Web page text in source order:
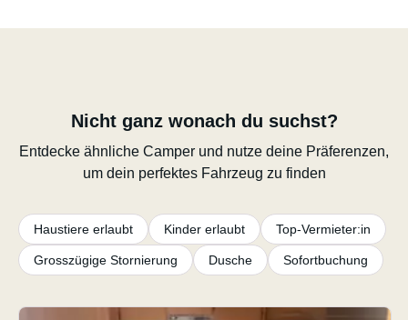
Nicht ganz wonach du suchst?
Entdecke ähnliche Camper und nutze deine Präferenzen,
um dein perfektes Fahrzeug zu finden
Haustiere erlaubt Kinder erlaubt Top-Vermieter:in
Grosszügige Stornierung Dusche Sofortbuchung